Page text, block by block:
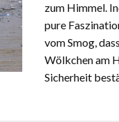
zum Himmel.
pure
vom Smog,
Wölkchen am
Sicherheit